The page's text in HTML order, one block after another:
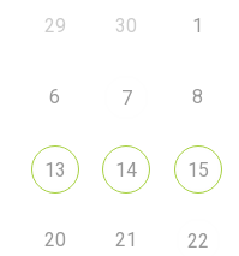
29 30 1
6 7 8
13 14 15
20 21 22